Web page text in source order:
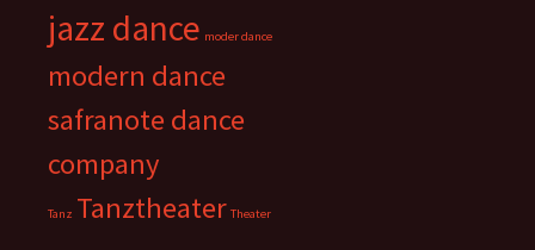
jazz dance moder dance
modern dance
safranote dance
company
Tanz Tanztheater Theater